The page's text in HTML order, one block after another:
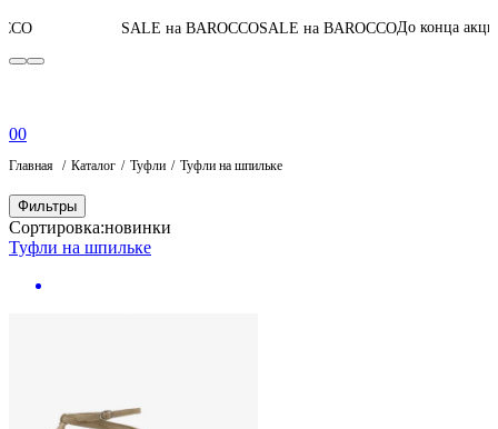
SALE на BAROCCOSALE на BAROCCOДо конца акции06:08:21
00
Главная Каталог Туфли Туфли на шпильке
Фильтры
Сортировка:новинки
Туфли на шпильке